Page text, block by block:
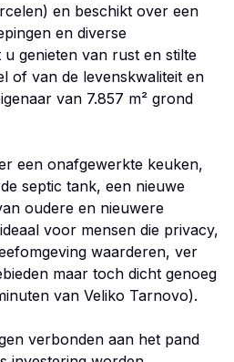
en beschikt over een
en diverse
genieten van rust en stilte
of van de levenskwaliteit en
van 7.857 m² grond
een onafgewerkte keuken,
septic tank, een nieuwe
oudere en nieuwere
voor mensen die privacy,
waarderen, ver
maar toch dicht genoeg
van Veliko Tarnovo).
verbonden aan het pand